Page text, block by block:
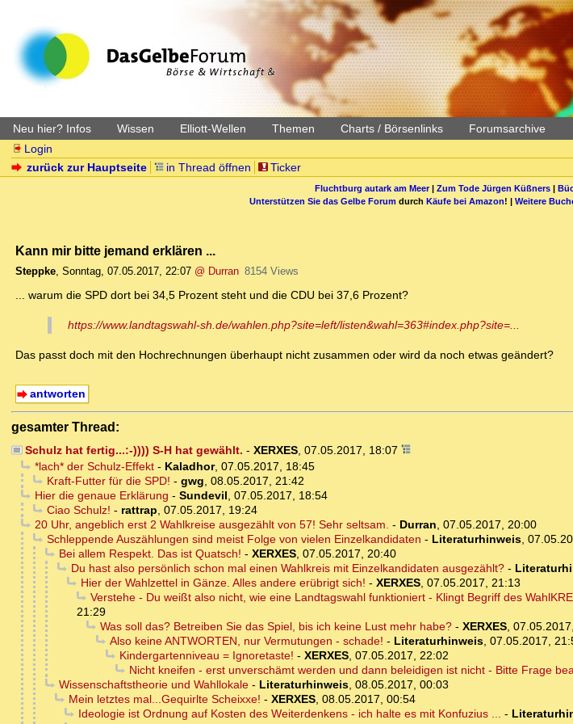
Neu hier? Infos Wissen Elliott-Wellen Themen Charts / Börsenlinks Forumsarchive
Login
zurück zur Hauptseite
in Thread öffnen Ticker
Fluchtburg autark am Meer| Zum Tode Jürgen Küßners|
Unterstützen Sie das Gelbe Forum durch Käufe bei Amazon! | Weitere
Kann mir bitte jemand erklären ...
Steppke, Sonntag, 07.05.2017, 22:07 @ Durran 8154 Views
... warum die SPD dort bei 34,5 Prozent steht und die CDU bei 37,6 Prozent?
https://www.landtagswahl-sh.de/wahlen.php?site=left/listen&wahl=363#index.php?site=...
Das passt doch mit den Hochrechnungen überhaupt nicht zusammen oder wird da noch etwas geändert?
antworten
gesamter Thread:
Schulz hat fertig...:-)))) S-H hat gewählt. - XERXES, 07.05.2017, 18:07
*lach* der Schulz-Effekt- Kaladhor, 07.05.2017, 18:45
Kraft-Futter für die SPD! - gwg, 08.05.2017, 21:42
Hier die genaue Erklärung - Sundevil, 07.05.2017, 18:54
Ciao Schulz! - rattrap, 07.05.2017, 19:24
20 Uhr, angeblich erst 2 Wahlkreise ausgezählt von 57! Sehr seltsam. - Durran, 07.05.2017, 20:00
Schleppende Auszählungen sind meist Folge von vielen Einzelkandidaten - Literaturhinweis,
Bei allem Respekt. Das ist Quatsch! - XERXES, 07.05.2017, 20:40
Du hast also persönlich schon mal einen Wahlkreis mit Einzelkandidaten ausgezählt?-
Hier der Wahlzettel in Gänze. Alles andere erübrigt sich! - XERXES, 07.05.2017, 21:13
Verstehe - Du weißt also nicht, wie eine Landtagswahl funktioniert - Klingt Begriff des
21:29
Was soll das? Betreiben Sie das Spiel, bis ich keine Lust mehr habe?- XERXES,
Also keine ANTWORTEN, nur Vermutungen - schade! - Literaturhinweis, 07.05.2017,
Kindergartenniveau = Ignoretaste! - XERXES, 07.05.2017, 22:02
Nicht kneifen - erst unverschämt werden und dann beleidigen ist nicht - Bitte Frage
Wissenschaftstheorie und Wahllokale- Literaturhinweis, 08.05.2017, 00:03
Mein letztes mal...Gequirlte Scheixxe! - XERXES, 08.05.2017, 00:54
Ideologie ist Ordnung auf Kosten des Weiterdenkens - ich halte es mit Konfuzius ... -